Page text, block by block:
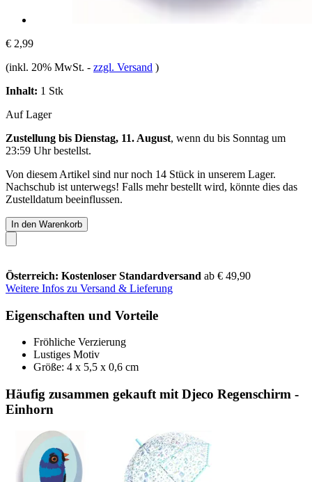
€ 2,99
(inkl. 20% MwSt. - zzgl. Versand )
Inhalt: 1 Stk
Auf Lager
Zustellung bis Dienstag, 11. August, wenn du bis Sonntag um
23:59 Uhrbestellst.
Von diesem Artikel sind nur noch 14 Stück in unserem Lager.
Nachschub ist unterwegs! Falls mehr bestellt wird, könnte dies das
Zustelldatum beeinflussen.
In den Warenkorb
Österreich: Kostenloser Standardversand ab € 49,90
Weitere Infos zu Versand & Lieferung
Eigenschaften und Vorteile
Fröhliche Verzierung
Lustiges Motiv
Größe: 4 x 5,5 x 0,6 cm
Häufig zusammen gekauft mit Djeco Regenschirm -
Einhorn